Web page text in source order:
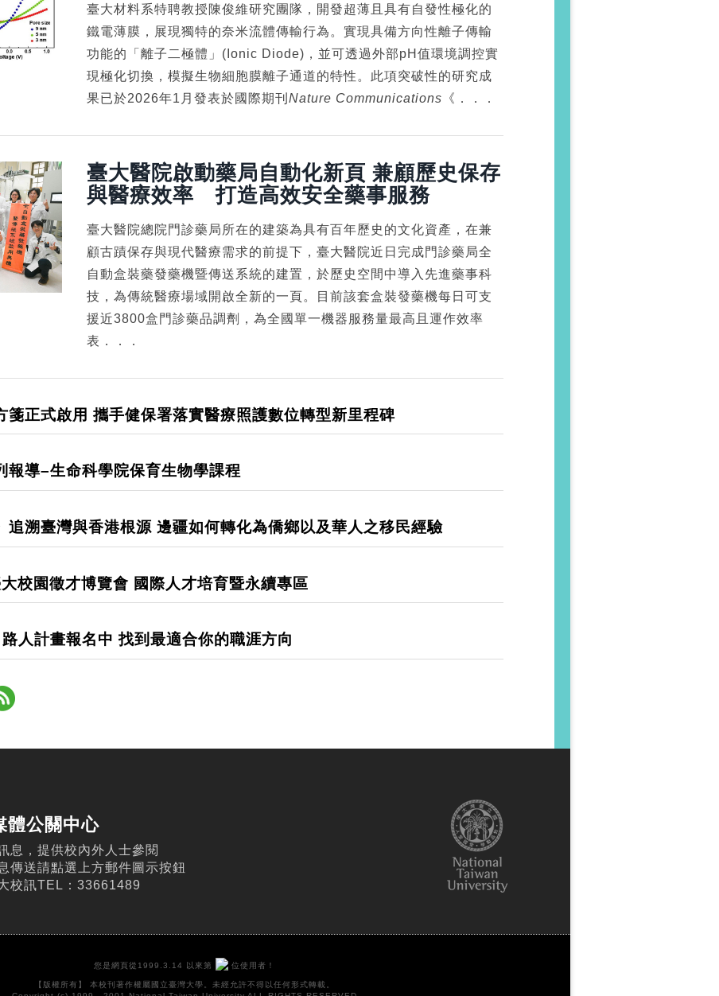
臺大材料系特聘教授陳俊維研究團隊，開發超薄且具有自發性極化的
鐵電薄膜，展現獨特的奈米流體傳輸行為。實現具備方向性離子傳輸
功能的「離子二極體」(Ionic Diode)，並可透過外部pH值環境調控實
現極化切換，模擬生物細胞膜離子通道的特性。此項突破性的研究成
果已於2026年1月發表於國際期刊Nature Communications 《．．．
臺大醫院啟動藥局自動化新頁 兼顧歷史保存
與醫療效率 打造高效安全藥事服務
臺大醫院總院門診藥局所在的建築為具有百年歷史的文化資產，在兼
顧古蹟保存與現代醫療需求的前提下，臺大醫院近日完成門診藥局全
自動盒裝藥發藥機暨傳送系統的建置，於歷史空間中導入先進藥事科
技，為傳統醫療場域開啟全新的一頁。目前該套盒裝發藥機每日可支
援近3800盒門診藥品調劑，為全國單一機器服務量最高且運作效率
表．．．
箋正式啟用 攜手健保署落實醫療照護數位轉型新里程碑
報導–生命科學院保育生物學課程
追溯臺灣與香港根源 邊疆如何轉化為僑鄉以及華人之移民經驗
校園徵才博覽會 國際人才培育暨永續專區
人計畫報名中 找到最適合你的職涯方向
體公關中心
息，提供校內外人士參閱
傳送請點選上方郵件圖示按鈕
校訊TEL：33661489
您是網頁從1999.3.14 以來第 位使用者！
【版權所有】 本校刊著作權屬國立臺灣大學。未經允許不得以任何形式轉載。